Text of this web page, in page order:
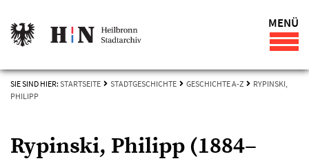
MENÜ
SIE SIND HIER: STARTSEITE STADTGESCHICHTE GESCHICHTE A-Z
RYPINSKI,
PHILIPP
Rypinski, Philipp (1884–